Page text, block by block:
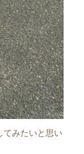
てみたいと思い